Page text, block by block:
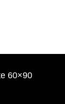
60×90